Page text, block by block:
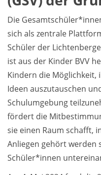
Die
sich als zentrale
Schüler der
ist aus der Kinder BVV
Kindern die Möglichkeit,
Ideen auszutauschen
Schulumgebung
fördert die
sie einen Raum schafft,
Anliegen gehört werden
Schüler*innen